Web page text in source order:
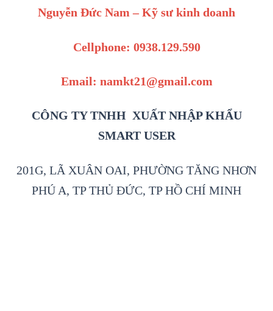
Nguyễn Đức Nam – Kỹ sư kinh doanh
Cellphone: 0938.129.590
Email: namkt21@gmail.com
CÔNG TY TNHH XUẤT NHẬP KHẨU
SMART USER
201G, LÃ XUÂN OAI, PHƯỜNG TĂNG NHƠN
PHÚ A, TP THỦ ĐỨC, TP HỒ CHÍ MINH